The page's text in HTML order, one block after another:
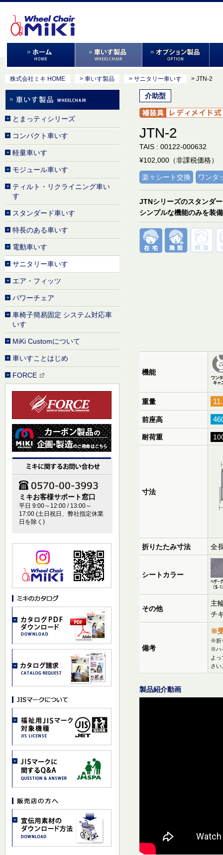
株式会社ミキ HOME > 車いす製品 > サニタリー車いす > JTN-2
介助型
JTN-2
TAIS : 00122-000632
¥102,000（非課税価格）
楽々シート交換 ワンタ
JTNシリーズのスタンダ
シンプルな機能のみを装
機能
重量
前座高
耐荷重
寸法
折りたたみ寸法 全
シートカラー
その他
主
チ
備考
※
※折
※ハ
よ
さい
製品紹介動画
とまっティシリーズ
コンパクト車いす
軽量車いす
モジュール車いす
ティルト・リクライニング車い
す
スタンダード車いす
特長のある車いす
電動車いす
サニタリー車いす
エア・フィッツ
パワーチェア
車椅子簡易固定 システム対応車
いす
MiKi Customについて
車いすことはじめ
FORCE
ミキお客様サポート窓口
平日 9:00～12:00 / 13:00～
17:00 (土日祝日、弊社指定休業
日を除く)